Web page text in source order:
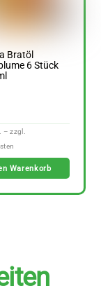
Bratöl
6 Stück
Warenkorb